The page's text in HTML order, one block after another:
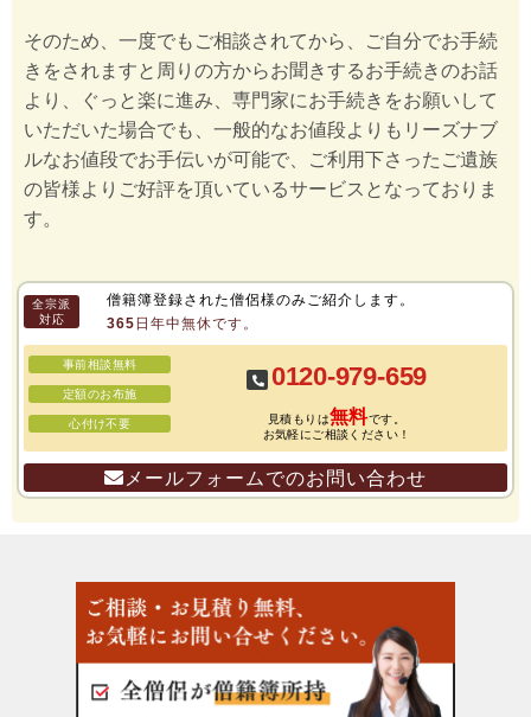
そのため、一度でもご相談されてから、ご自分でお手続
きをされますと周りの方からお聞きするお手続きのお話
より、ぐっと楽に進み、専門家にお手続きをお願いして
いただいた場合でも、一般的なお値段よりもリーズナブ
ルなお値段でお手伝いが可能で、ご利用下さったご遺族
の皆様よりご好評を頂いているサービスとなっておりま
す。
全宗派
対応
僧籍簿登録された僧侶様のみご紹介します。
365日年中無休です。
事前相談無料
定額のお布施
心付け不要
0120-979-659
見積もりは無料です。
お気軽にご相談ください！
メールフォームでのお問い合わせ